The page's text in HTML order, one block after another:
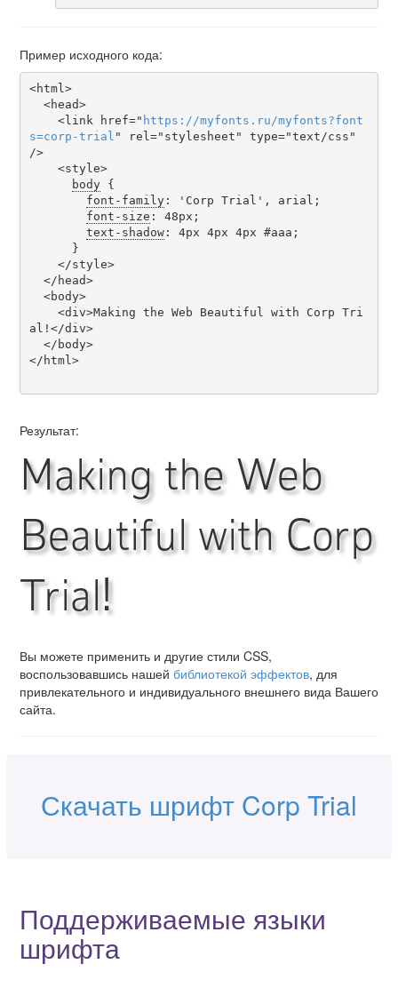
Пример исходного кода:
<html>
    <link href="
https ://myfonts . ru/myfonts?font
s=corp-trial " rel="stylesheet" type="text/css"
/>
body {
font-family: 'Corp Trial', arial;
font-size : 48px;
text-shadow: 4px 4px 4px #aaa;
al!</div>
</html>
Результат:
Making the Web
Beautiful with Corp
Trial!
Вы можете применить и другие стили CSS,
воспользовавшись нашей библиотекой эффектов, для
привлекательного и индивидуального внешнего вида Вашего
сайта.
Скачать шрифт Corp Trial
Поддерживаемые языки
шрифта